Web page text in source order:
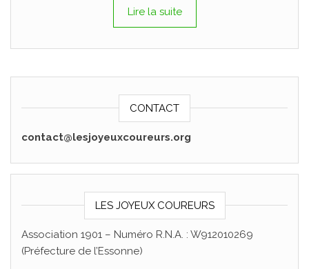
Lire la suite
CONTACT
contact@lesjoyeuxcoureurs.org
LES JOYEUX COUREURS
Association 1901 – Numéro R.N.A. : W912010269
(Préfecture de l’Essonne)